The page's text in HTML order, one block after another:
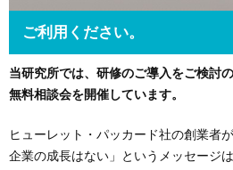
ご利用ください。
当研究所では、研修のご導入をご検討
無料相談会を開催しています。
ヒューレット・パッカード社の創業者
企業の成長はない」というメッセージ